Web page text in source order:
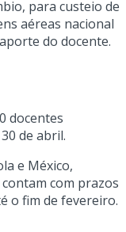
para custeio de
aéreas nacional
do docente.
docentes
de abril.
e México,
com prazos
o fim de fevereiro.